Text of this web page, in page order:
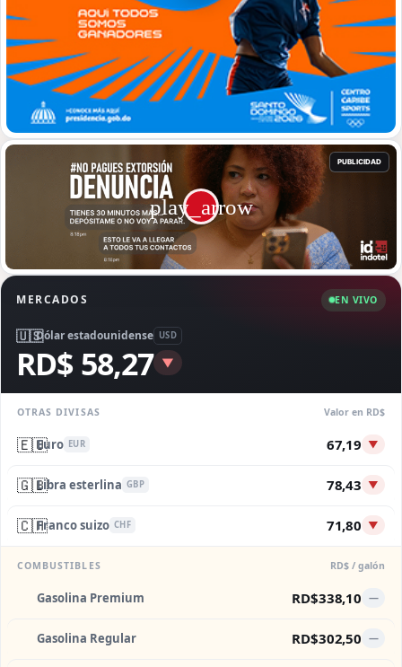
MERCADOS EN VIVO
🇺🇸Dólar estadounidense USD
RD$ 58,27 ▼
OTRAS DIVISAS Valor en RD$
🇪🇺Euro EUR 67,19 ▼
🇬🇧Libra esterlina GBP 78,43 ▼
🇨🇭Franco suizo CHF 71,80 ▼
COMBUSTIBLES RD$ / galón
Gasolina Premium RD$338,10 —
Gasolina Regular RD$302,50 —